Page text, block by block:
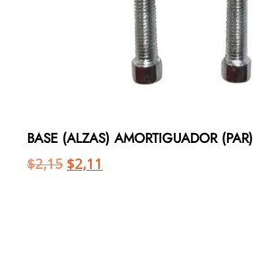
BASE (ALZAS) AMORTIGUADOR (PAR)
$2,15 $2,11